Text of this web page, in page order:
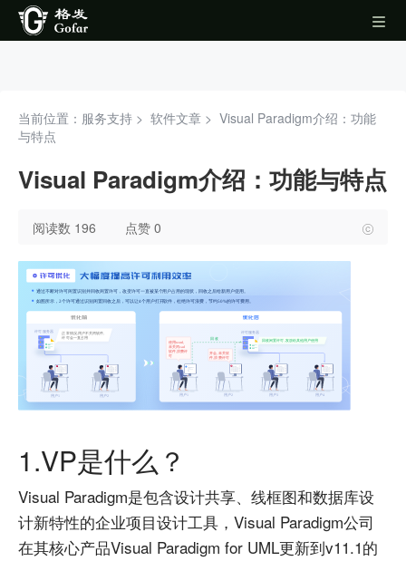
当前位置：服务支持 > 软件文章 > Visual Paradigm介绍：功能
与特点
Visual Paradigm介绍：功能与特点
阅读数 196 点赞 0
1.VP是什么？
Visual Paradigm是包含设计共享、线框图和数据库设
计新特性的企业项目设计工具，Visual Paradigm公司
在其核心产品Visual Paradigm for UML更新到v11.1的